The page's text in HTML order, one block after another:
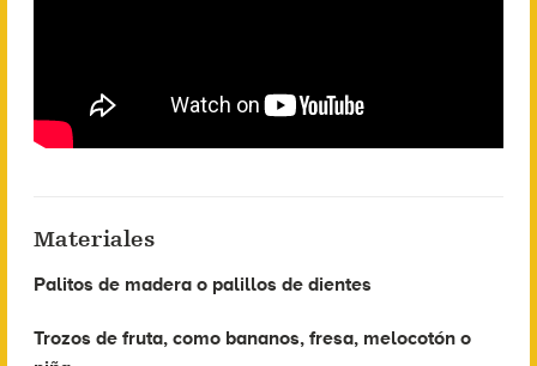
Materiales
Palitos de madera o palillos de dientes
Trozos de fruta, como bananos, fresa, melocotón o